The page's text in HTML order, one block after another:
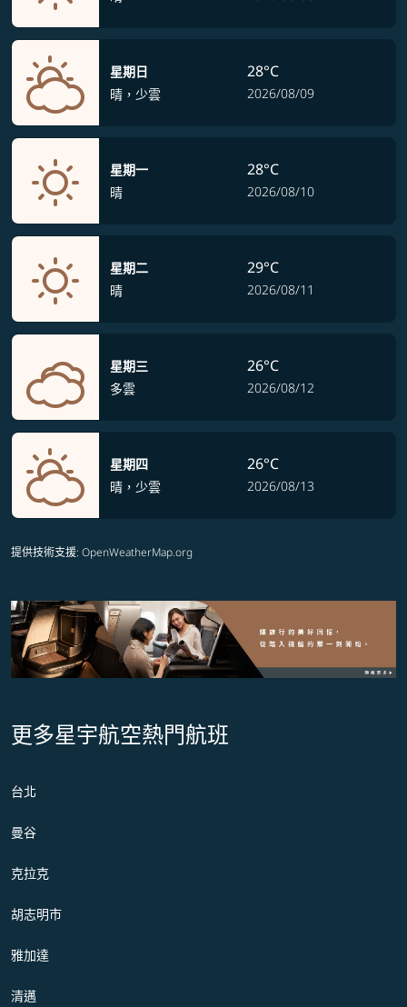
星期日
晴，少雲
28°C
2026/08/09
星期一
晴
28°C
2026/08/10
星期二
晴
29°C
2026/08/11
星期三
多雲
26°C
2026/08/12
星期四
晴，少雲
26°C
2026/08/13
提供技術支援: OpenWeatherMap.org
更多星宇航空熱門航班
台北
曼谷
克拉克
胡志明市
雅加達
清邁